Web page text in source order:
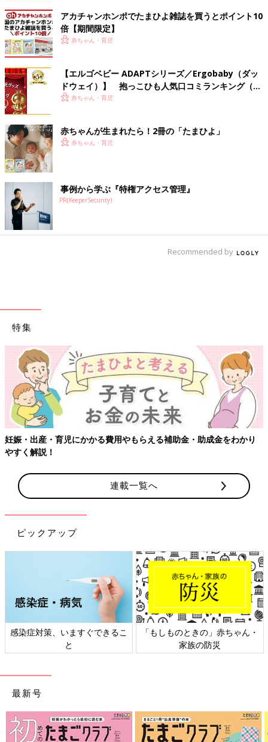
アカチャンホンポでたまひよ雑誌を買うとポイント10
倍【期間限定】
赤ちゃん・育児
【エルゴベビー ADAPTシリーズ／Ergobaby（ダッ
ドウェイ）】 抱っこひも人気口コミランキング（体
験談）
赤ちゃん・育児
赤ちゃんが生まれたら！2冊の「たまひよ」
赤ちゃん・育児
事例から学ぶ『特権アクセス管理』
PR(KeeperSecurity)
Recommended by
特集
妊娠・出産・育児にかかる費用やもらえる補助金・助成金をわかり
やすく解説！
連載一覧へ
ピックアップ
感染症対策、いますぐできるこ
と
「もしものときの」赤ちゃん・
家族の防災
最新号